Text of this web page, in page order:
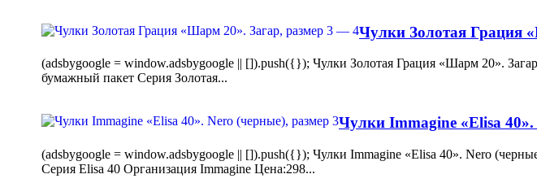
Чулки Золотая Грация
(adsbygoogle = window.adsbygoogle || []).push({}); Чулки Золотая Грация «Шарм 20».
бумажный пакет Серия Золотая...
Чулки Immagine «Elisa
(adsbygoogle = window.adsbygoogle || []).push({}); Чулки Immagine «Elisa 40». Nero
Серия Elisa 40 Организация Immagine Цена:298...